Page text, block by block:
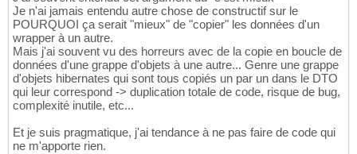
Je n'ai jamais entendu autre chose de constructif sur le
POURQUOI ça serait "mieux" de "copier" les données d'un
wrapper à un autre.
Mais j'ai souvent vu des horreurs avec de la copie en boucle de
données d'une grappe d'objets à une autre... Genre une grappe
d'objets hibernates qui sont tous copiés un par un dans le DTO
qui leur correspond -> duplication totale de code, risque de bug,
complexité inutile, etc...
Et je suis pragmatique, j'ai tendance à ne pas faire de code qui
ne m'apporte rien.